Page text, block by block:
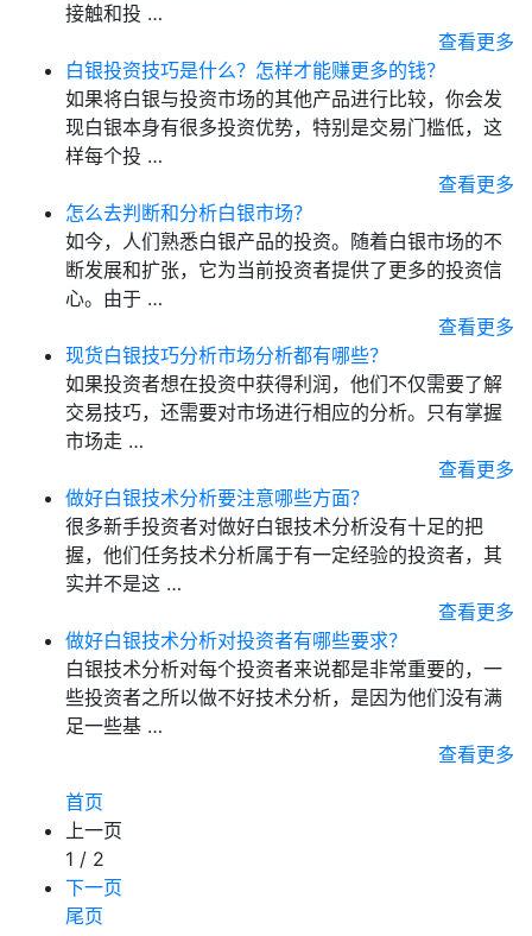
接触和投 …
查看更多
白银投资技巧是什么？怎样才能赚更多的钱？
如果将白银与投资市场的其他产品进行比较，你会发
现白银本身有很多投资优势，特别是交易门槛低，这
样每个投 …
查看更多
怎么去判断和分析白银市场？
如今，人们熟悉白银产品的投资。随着白银市场的不
断发展和扩张，它为当前投资者提供了更多的投资信
心。由于 …
查看更多
现货白银技巧分析市场分析都有哪些？
如果投资者想在投资中获得利润，他们不仅需要了解
交易技巧，还需要对市场进行相应的分析。只有掌握
市场走 …
查看更多
做好白银技术分析要注意哪些方面？
很多新手投资者对做好白银技术分析没有十足的把
握，他们任务技术分析属于有一定经验的投资者，其
实并不是这 …
查看更多
做好白银技术分析对投资者有哪些要求？
白银技术分析对每个投资者来说都是非常重要的，一
些投资者之所以做不好技术分析，是因为他们没有满
足一些基 …
查看更多
首页
上一页
1 / 2
下一页
尾页